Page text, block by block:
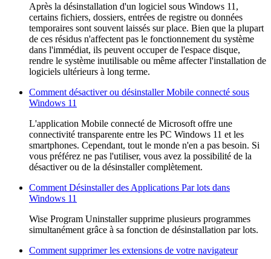
Après la désinstallation d'un logiciel sous Windows 11,
certains fichiers, dossiers, entrées de registre ou données
temporaires sont souvent laissés sur place. Bien que la plupart
de ces résidus n'affectent pas le fonctionnement du système
dans l'immédiat, ils peuvent occuper de l'espace disque,
rendre le système inutilisable ou même affecter l'installation de
logiciels ultérieurs à long terme.
Comment désactiver ou désinstaller Mobile connecté sous
Windows 11
L'application Mobile connecté de Microsoft offre une
connectivité transparente entre les PC Windows 11 et les
smartphones. Cependant, tout le monde n'en a pas besoin. Si
vous préférez ne pas l'utiliser, vous avez la possibilité de la
désactiver ou de la désinstaller complètement.
Comment Désinstaller des Applications Par lots dans
Windows 11
Wise Program Uninstaller supprime plusieurs programmes
simultanément grâce à sa fonction de désinstallation par lots.
Comment supprimer les extensions de votre navigateur